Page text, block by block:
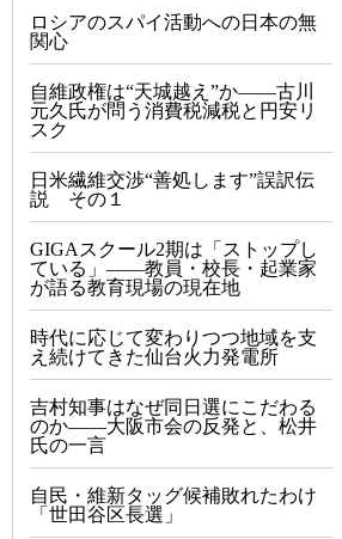
ロシアのスパイ活動への日本の無
関心
自維政権は“天城越え”か――古川
元久氏が問う消費税減税と円安リ
スク
日米繊維交渉“善処します”誤訳伝
説 その１
GIGAスクール2期は「ストップし
ている」——教員・校長・起業家
が語る教育現場の現在地
時代に応じて変わりつつ地域を支
え続けてきた仙台火力発電所
吉村知事はなぜ同日選にこだわる
のか――大阪市会の反発と、松井
氏の一言
自民・維新タッグ候補敗れたわけ
「世田谷区長選」